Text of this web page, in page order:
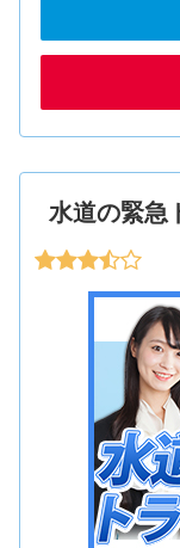
水道の緊急